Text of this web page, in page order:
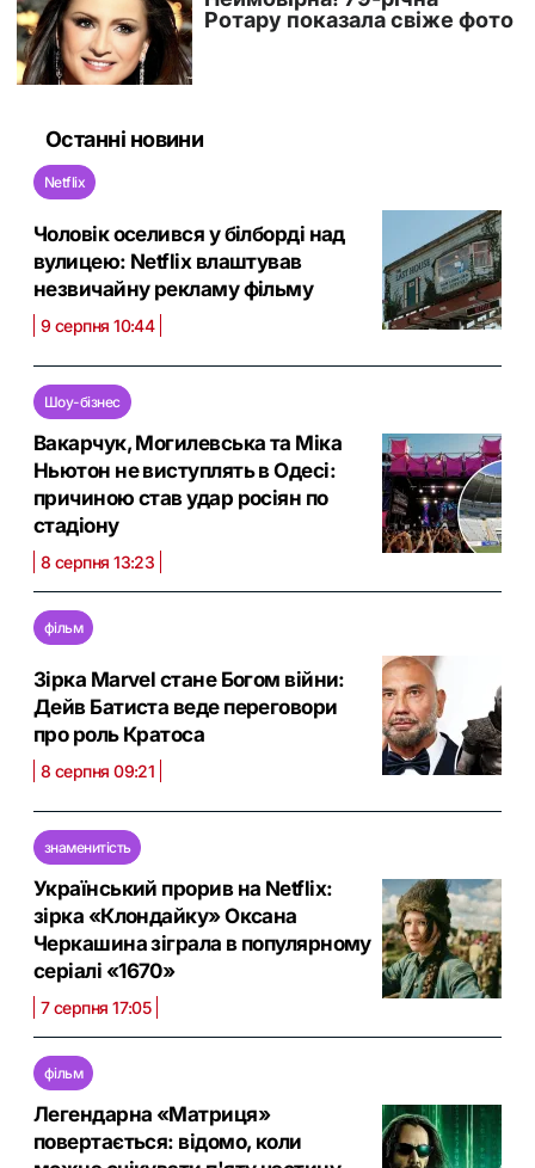
Останні новини
Netflix
Чоловік оселився у білборді над
вулицею: Netflix влаштував
незвичайну рекламу фільму
9 серпня 10:44
Шоу-бізнес
Вакарчук, Могилевська та Міка
Ньютон не виступлять в Одесі:
причиною став удар росіян по
стадіону
8 серпня 13:23
фільм
Зірка Marvel стане Богом війни:
Дейв Батиста веде переговори
про роль Кратоса
8 серпня 09:21
знаменитість
Український прорив на Netflix:
зірка «Клондайку» Оксана
Черкашина зіграла в популярному
серіалі «1670»
7 серпня 17:05
фільм
Легендарна «Матриця»
повертається: відомо, коли